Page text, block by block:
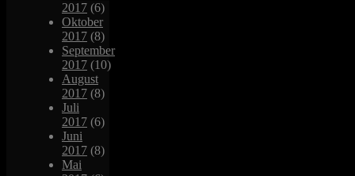
2017 (6)
Oktober
2017 (8)
September
2017 (10)
August
2017 (8)
Juli
2017 (6)
Juni
2017 (8)
Mai